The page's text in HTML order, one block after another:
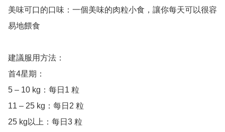
美味可口的口味：一個美味的肉粒小食，讓你每天可以很容
易地餵食
建議服用方法：
首4星期：
5 – 10 kg：每日1 粒
11 – 25 kg：每日2 粒
25 kg以上：每日3 粒